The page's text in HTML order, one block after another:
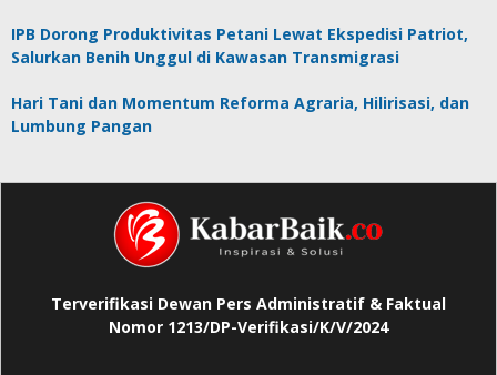
IPB Dorong Produktivitas Petani Lewat Ekspedisi Patriot,
Salurkan Benih Unggul di Kawasan Transmigrasi
Hari Tani dan Momentum Reforma Agraria, Hilirisasi, dan
Lumbung Pangan
Terverifikasi Dewan Pers Administratif & Faktual
Nomor 1213/DP-Verifikasi/K/V/2024